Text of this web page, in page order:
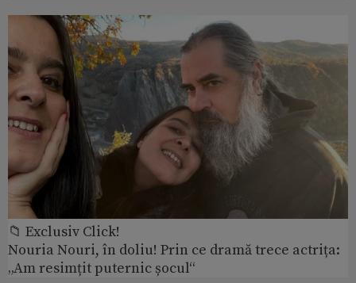
📁 Exclusiv Click!
Nouria Nouri, în doliu! Prin ce dramă trece actrița:
„Am resimțit puternic șocul“